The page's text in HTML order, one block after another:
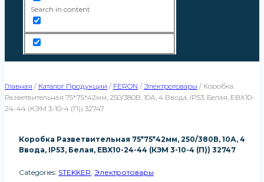
Search in content
Главная / Каталог Продукции / FERON / Электротовары / Коробка
Разветвительная 75*75*42мм, 250/380В, 10А, 4 Ввода, IP53, Белая, EBX10-
24-44 (КЭМ 3-10-4 (П)) 32747
Коробка Разветвительная 75*75*42мм, 250/380В, 10А, 4
Ввода, IP53, Белая, EBX10-24-44 (КЭМ 3-10-4 (П)) 32747
Categories: STEKKER, Электротовары